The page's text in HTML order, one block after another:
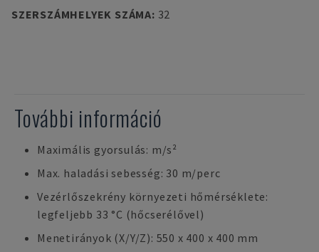
SZERSZÁMHELYEK SZÁMA: 32
További információ
Maximális gyorsulás: m/s²
Max. haladási sebesség: 30 m/perc
Vezérlőszekrény környezeti hőmérséklete:
legfeljebb 33 °C (hőcserélővel)
Menetirányok (X/Y/Z): 550 x 400 x 400 mm